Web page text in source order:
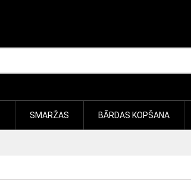
SMARŽAS BĀRDAS KOPŠANA